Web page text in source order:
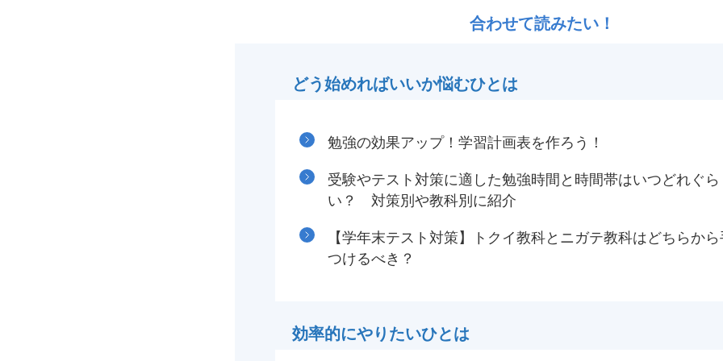
合わせて読みたい！
どう始めればいいか悩むひとは
勉強の効果アップ！学習計画表を作ろう！
受験やテスト対策に適した勉強時間と時間帯はいつどれぐら
い？ 対策別や教科別に紹介
【学年末テスト対策】トクイ教科とニガテ教科はどちらか
つけるべき？
効率的にやりたいひとは